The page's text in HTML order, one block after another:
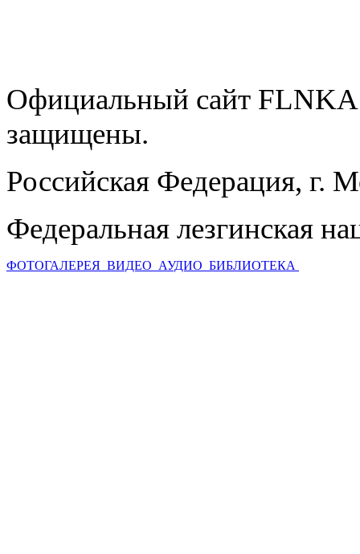
Официальный сайт
защищены.
Российская Федерация, г.
Федеральная лезгинская
ФОТОГАЛЕРЕЯ ВИДЕО АУДИО БИБЛИОТЕКА